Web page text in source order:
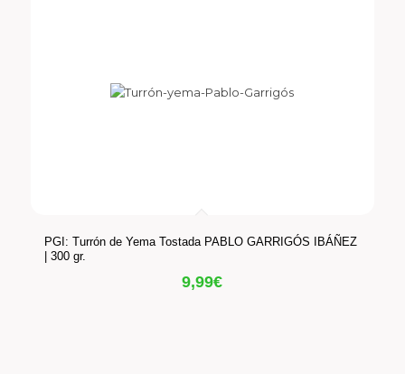
PGI: Turrón de Yema Tostada PABLO GARRIGÓS IBÁÑEZ
| 300 gr.
9,99€